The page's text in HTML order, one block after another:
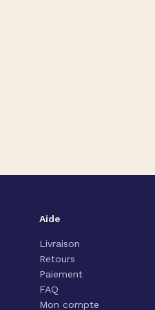
Aide
Livraison
Retours
Paiement
FAQ
Mon compte